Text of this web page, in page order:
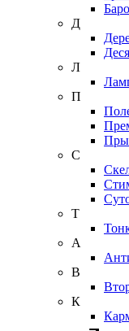
Д
Л
П
С
Т
А
В
К